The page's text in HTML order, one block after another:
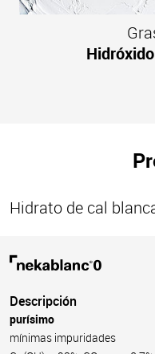
Hidrato de cal
Descripción
purísimo
mínimas impuridades